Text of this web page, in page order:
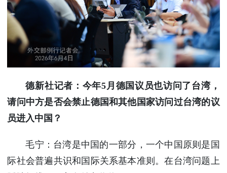
德新社记者：今年5月德国议员也访问了台湾，
请问中方是否会禁止德国和其他国家访问过台湾的议
员进入中国？
毛宁：台湾是中国的一部分，一个中国原则是国
际社会普遍共识和国际关系基本准则。在台湾问题上